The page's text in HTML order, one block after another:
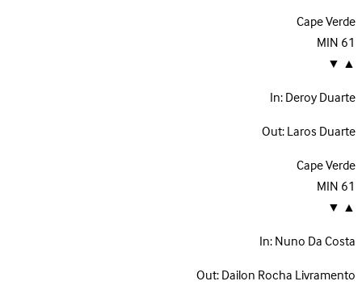
Cape Verde
61
MIN
▲
▼
In:Deroy Duarte
Out:Laros Duarte
Cape Verde
61
MIN
▲
▼
In:Nuno Da Costa
Out:Dailon Rocha Livramento